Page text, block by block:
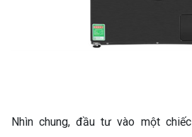
Nhìn chung, đầu tư vào một chiếc
SO SÁNH MÁY GIẶT